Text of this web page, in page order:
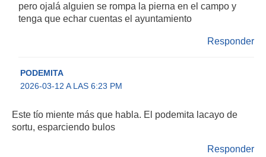
pero ojalá alguien se rompa la pierna en el campo y
tenga que echar cuentas el ayuntamiento
Responder
PODEMITA
2026-03-12 A LAS 6:23 PM
Este tío miente más que habla. El podemita lacayo de
sortu, esparciendo bulos
Responder